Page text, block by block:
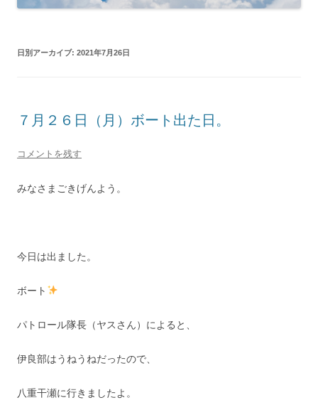
日別アーカイブ: 2021年7月26日
７月２６日（月）ボート出た日。
コメントを残す
みなさまごきげんよう。
今日は出ました。
ボート
パトロール隊長（ヤスさん）によると、
伊良部はうねうねだったので、
八重干瀬に行きましたよ。